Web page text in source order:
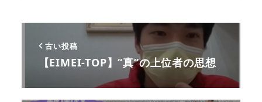
古い投稿
【EIMEI-TOP】“真”の上位者の思想